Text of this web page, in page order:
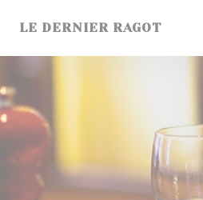
LE DERNIER RAGOT